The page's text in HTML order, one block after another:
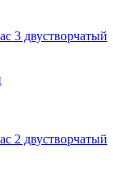
3 двустворчатый
2 двустворчатый